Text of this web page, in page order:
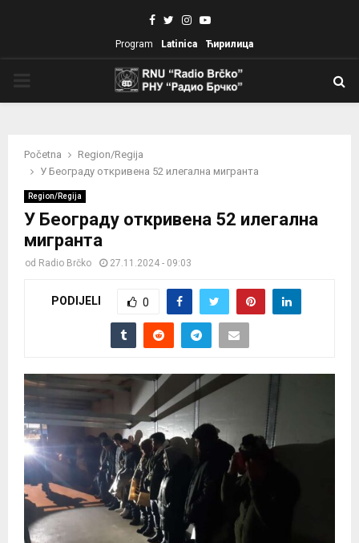
Facebook
TwitterInstagram
Youtube
Program Latinica Ћирилица
Početna
Region/Regija
У Београду откривена 52 илегална мигранта
Region/Regija
У Београду откривена 52 илегална
мигранта
od Radio Brčko 27.11.2024 - 09:03
PODIJELI 0